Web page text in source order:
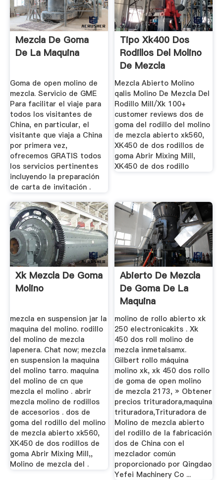
Mezcla De Goma
De La Maquina
Goma de open molino de
mezcla. Servicio de GME
Para facilitar el viaje para
todos los visitantes de
China, en particular, el
visitante que viaja a China
por primera vez,
ofrecemos GRATIS todos
los servicios pertinentes
incluyendo la preparación
de carta de invitación .
Tipo Xk400 Dos
Rodillos Del Molino
De Mezcla
Mezcla Abierto Molino
qalis Molino De Mezcla Del
Rodillo Mill/Xk 100+
customer reviews dos de
goma del rodillo del molino
de mezcla abierto xk560,
XK450 de dos rodillos de
goma Abrir Mixing Mill,
XK450 de dos rodillo
Xk Mezcla De Goma
Molino
mezcla en suspension jar la
maquina del molino. rodillo
del molino de mezcla
lapenera. Chat now; mezcla
en suspension la maquina
del molino tarro. maquina
del molino de cn que
mezcla el molino . abrir
mezcla molino de rodillos
de accesorios . dos de
goma del rodillo del molino
de mezcla abierto xk560,
XK450 de dos rodillos de
goma Abrir Mixing Mill,,
Molino de mezcla del .
Abierto De Mezcla
De Goma De La
Maquina
molino de rollo abierto xk
250 electronicakits . Xk
450 dos roll molino de
mezcla inmetalsamx.
Gilbert rollo máquina
molino xk, xk 450 dos rollo
de goma de open molino
de mezcla 2173, » Obtener
precios trituradora,maquina
trituradora,Trituradora de
Molino de mezcla abierto
del rodillo de la fabricación
dos de China con el
mezclador común
proporcionado por Qingdao
Yefei Machinery Co ...